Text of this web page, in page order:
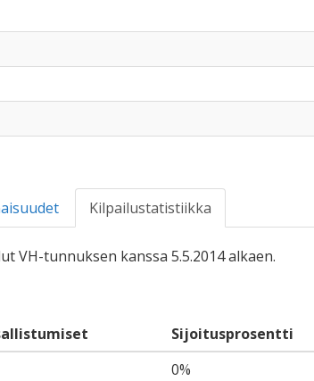
Kilpailustatistiikka
VH-tunnuksen kanssa 5.5.2014 alkaen.
Sijoitusprosentti
0%